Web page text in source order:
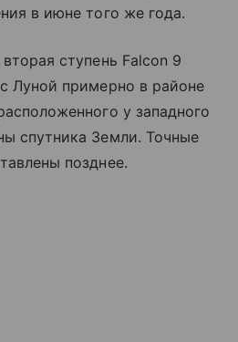
в июне того же года.
ступень Falcon 9
Луной примерно в районе
у западного
спутника Земли. Точные
позднее.